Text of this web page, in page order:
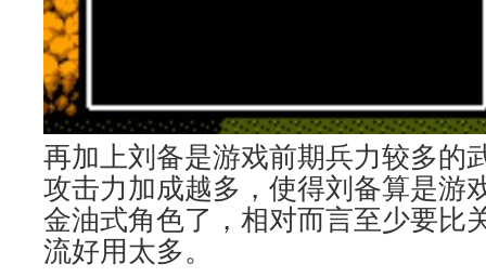
再加上刘备是游戏前期兵力较多的
攻击力加成越多，使得刘备算是游
金油式角色了，相对而言至少要比
流好用太多。